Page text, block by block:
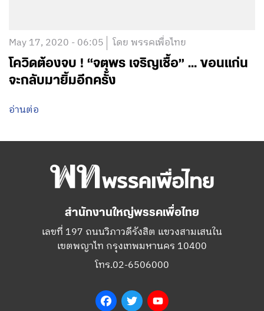
May 17, 2020 - 06:05 โดย พรรคเพื่อไทย
โควิดต้องจบ ! “จตุพร เจริญเชื้อ” … ขอนแก่น
จะกลับมายิ้มอีกครั้ง
อ่านต่อ
สำนักงานใหญ่พรรคเพื่อไทย
เลขที่ 197 ถนนวิภาวดีรังสิต แขวงสามเสนใน
เขตพญาไท กรุงเทพมหานคร 10400
โทร.02-6506000
FacebookTwitter